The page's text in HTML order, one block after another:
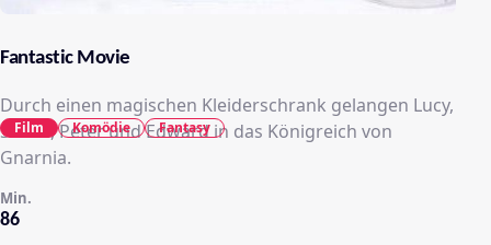
Fantastic Movie
Durch einen magischen Kleiderschrank gelangen Lucy,
Susan, Peter und Edward in das Königreich von
Gnarnia.
86
Min.
Film Komödie Fantasy